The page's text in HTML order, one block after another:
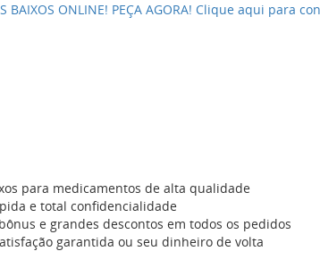
BAIXOS ONLINE! PEÇA AGORA! Clique aqui para
para medicamentos de alta qualidade
e total confidencialidade
e grandes descontos em todos os pedidos
garantida ou seu dinheiro de volta